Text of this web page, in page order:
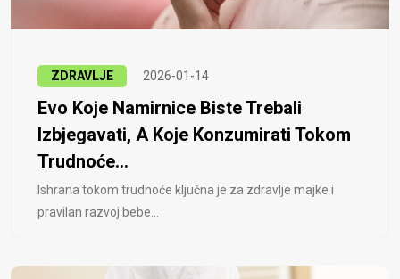
ZDRAVLJE 2026-01-14
Evo Koje Namirnice Biste Trebali
Izbjegavati, A Koje Konzumirati Tokom
Trudnoće...
Ishrana tokom trudnoće ključna je za zdravlje majke i
pravilan razvoj bebe...